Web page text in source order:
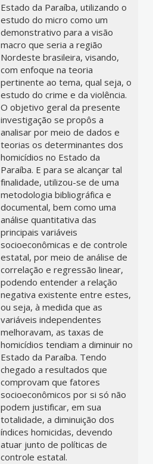
Estado da Paraíba, utilizando o
estudo do micro como um
demonstrativo para a visão
macro que seria a região
Nordeste brasileira, visando,
com enfoque na teoria
pertinente ao tema, qual seja, o
estudo do crime e da violência.
O objetivo geral da presente
investigação se propôs a
analisar por meio de dados e
teorias os determinantes dos
homicídios no Estado da
Paraíba. E para se alcançar tal
finalidade, utilizou-se de uma
metodologia bibliográfica e
documental, bem como uma
análise quantitativa das
principais variáveis
socioeconômicas e de controle
estatal, por meio de análise de
correlação e regressão linear,
podendo entender a relação
negativa existente entre estes,
ou seja, à medida que as
variáveis independentes
melhoravam, as taxas de
homicídios tendiam a diminuir no
Estado da Paraíba. Tendo
chegado a resultados que
comprovam que fatores
socioeconômicos por si só não
podem justificar, em sua
totalidade, a diminuição dos
índices homicidas, devendo
atuar junto de políticas de
controle estatal.